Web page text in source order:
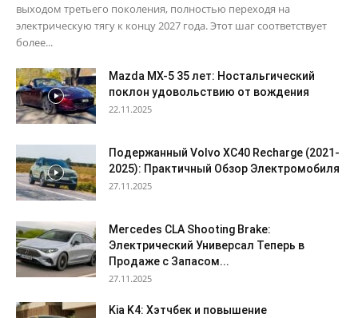
выходом третьего поколения, полностью переходя на
электрическую тягу к концу 2027 года. Этот шаг соответствует
более...
Mazda MX-5 35 лет: Ностальгический
поклон удовольствию от вождения
22.11.2025
Подержанный Volvo XC40 Recharge (2021-
2025): Практичный Обзор Электромобиля
27.11.2025
Mercedes CLA Shooting Brake:
Электрический Универсал Теперь в
Продаже с Запасом...
27.11.2025
Kia K4: Хэтчбек и повышение